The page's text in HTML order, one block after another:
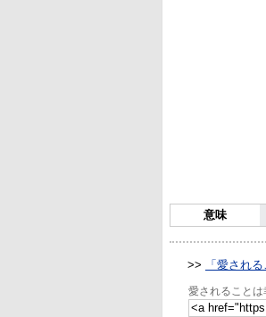
意味
>> 「愛され
愛されること